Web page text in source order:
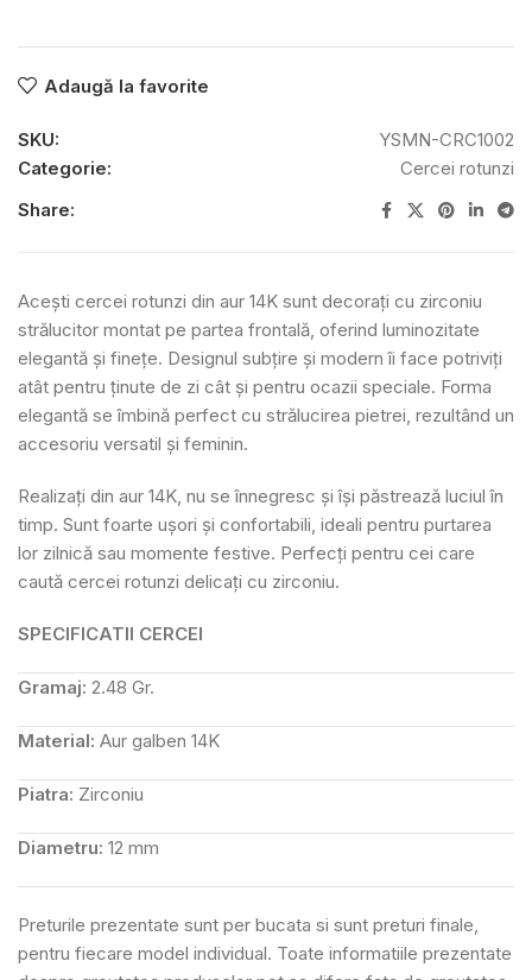
Adaugă la favorite
SKU:
YSMN-CRC1002
Categorie:
Cercei rotunzi
Share:
Acești cercei rotunzi din aur 14K sunt decorați cu zirconiu
strălucitor montat pe partea frontală, oferind luminozitate
elegantă și finețe. Designul subțire și modern îi face potriviți
atât pentru ținute de zi cât și pentru ocazii speciale. Forma
elegantă se îmbină perfect cu strălucirea pietrei, rezultând un
accesoriu versatil și feminin.
Realizați din aur 14K, nu se înnegresc și își păstrează luciul în
timp. Sunt foarte ușori și confortabili, ideali pentru purtarea
lor zilnică sau momente festive. Perfecți pentru cei care
caută cercei rotunzi delicați cu zirconiu.
SPECIFICATII CERCEI
Gramaj: 2.48 Gr.
Material: Aur galben 14K
Piatra: Zirconiu
Diametru: 12 mm
Preturile prezentate sunt per bucata si sunt preturi finale,
pentru fiecare model individual. Toate informatiile prezentate